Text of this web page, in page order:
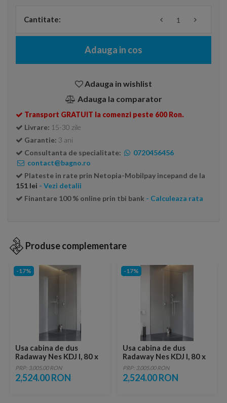
Cantitate:
Adauga in cos
Adauga in wishlist
Adauga la comparator
Transport GRATUIT la comenzi peste 600 Ron.
Livrare: 15-30 zile
Garantie: 3 ani
Consultanta de specialitate:
0720456456
contact@bagno.ro
Plateste in rate prin Netopia-Mobilpay incepand de la
151 lei - Vezi detalii
Finantare 100 % online prin tbi bank - Calculeaza rata
Produse complementare
-17%
Usa cabina de dus
Radaway Nes KDJ I, 80 x
H200 cm, stanga
PRP: 3,005.00 RON
2,524.00 RON
-17%
Usa cabina de dus
Radaway Nes KDJ I, 80 x
H200 cm, dreapta
PRP: 3,005.00 RON
2,524.00 RON